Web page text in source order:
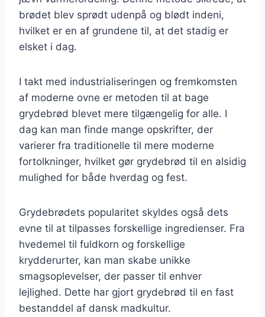
brødet blev sprødt udenpå og blødt indeni,
hvilket er en af grundene til, at det stadig er
elsket i dag.
I takt med industrialiseringen og fremkomsten
af moderne ovne er metoden til at bage
grydebrød blevet mere tilgængelig for alle. I
dag kan man finde mange opskrifter, der
varierer fra traditionelle til mere moderne
fortolkninger, hvilket gør grydebrød til en alsidig
mulighed for både hverdag og fest.
Grydebrødets popularitet skyldes også dets
evne til at tilpasses forskellige ingredienser. Fra
hvedemel til fuldkorn og forskellige
krydderurter, kan man skabe unikke
smagsoplevelser, der passer til enhver
lejlighed. Dette har gjort grydebrød til en fast
bestanddel af dansk madkultur.